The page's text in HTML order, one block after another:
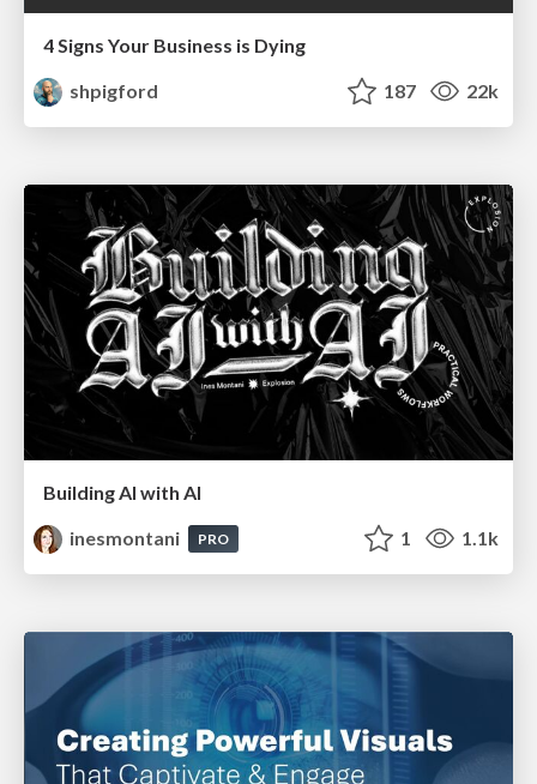
4 Signs Your Business is Dying
shpigford
187 22k
Building AI with AI
inesmontani
PRO 1 1.1k